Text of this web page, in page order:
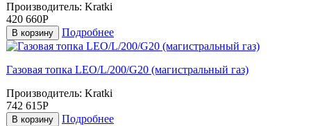
Производитель: Kratki
420 660Р
В корзину Подробнее
Газовая топка LEO/L/200/G20 (магистральный газ)
Производитель: Kratki
742 615Р
В корзину Подробнее